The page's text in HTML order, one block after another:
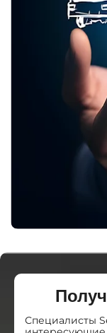
Специалисты